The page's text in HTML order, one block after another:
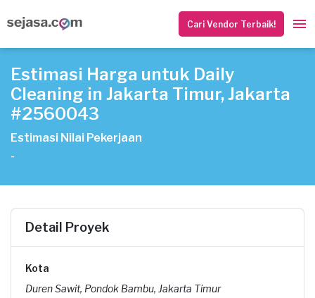
Cari Vendor Terbaik!
Estimasi Harga untuk Daily
Cleaning in Jakarta Timur, Jakarta
#2560043
Estimasi Nilai Pekerjaan
-
Detail Proyek
Kota
Duren Sawit, Pondok Bambu, Jakarta Timur